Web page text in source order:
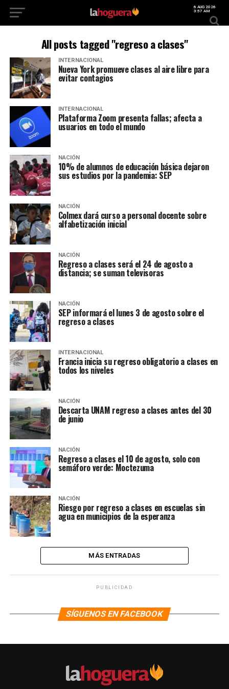
6 AUG 2026
3:57 AM
All posts tagged "regreso a clases"
INTERNACIONAL
Nueva York promueve clases al aire libre para
evitar contagios
INTERNACIONAL
Plataforma Zoom presenta fallas; afecta a
usuarios en todo el mundo
NACIÓN
10% de alumnos de educación básica dejaron
sus estudios por la pandemia: SEP
NACIÓN
Colmex dará curso a personal docente sobre
alfabetización inicial
NACIÓN
Regreso a clases será el 24 de agosto a
distancia; se suman televisoras
NACIÓN
SEP informará el lunes 3 de agosto sobre el
regreso a clases
INTERNACIONAL
Francia inicia su regreso obligatorio a clases en
todos los niveles
NACIÓN
Descarta UNAM regreso a clases antes del 30
de junio
NACIÓN
Regreso a clases el 10 de agosto, solo con
semáforo verde: Moctezuma
NACIÓN
Riesgo por regreso a clases en escuelas sin
agua en municipios de la esperanza
MÁS ENTRADAS
PUBLICIDAD
SÍGUENOS EN FACEBOOK